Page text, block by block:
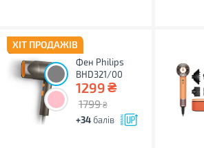
ХІТ ПРОДАЖІВ
Фен Philips
BHD321/00
1299₴
1799 ₴
+34 балів